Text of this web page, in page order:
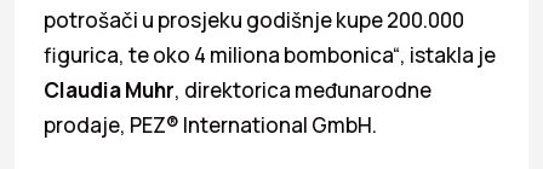
potrošači u prosjeku godišnje kupe 200.000
figurica, te oko 4 miliona bombonica“, istakla je
Claudia Muhr, direktorica međunarodne
prodaje, PEZ® International GmbH.